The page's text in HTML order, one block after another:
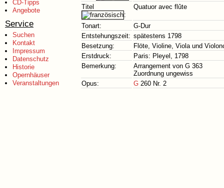
CD-Tipps
Angebote
Service
Suchen
Kontakt
Impressum
Datenschutz
Historie
Opernhäuser
Veranstaltungen
Titel
:
Quatuor avec flûte
Tonart:
G-Dur
Entstehungszeit: spätestens 1798
Besetzung:
Flöte, Violine, Viola und
Erstdruck:
Paris: Pleyel, 1798
Bemerkung:
Arrangement von G 363
Zuordnung ungewiss
Opus:
G 260 Nr. 2